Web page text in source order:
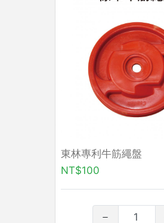
東林專利牛筋繩盤
NT$100